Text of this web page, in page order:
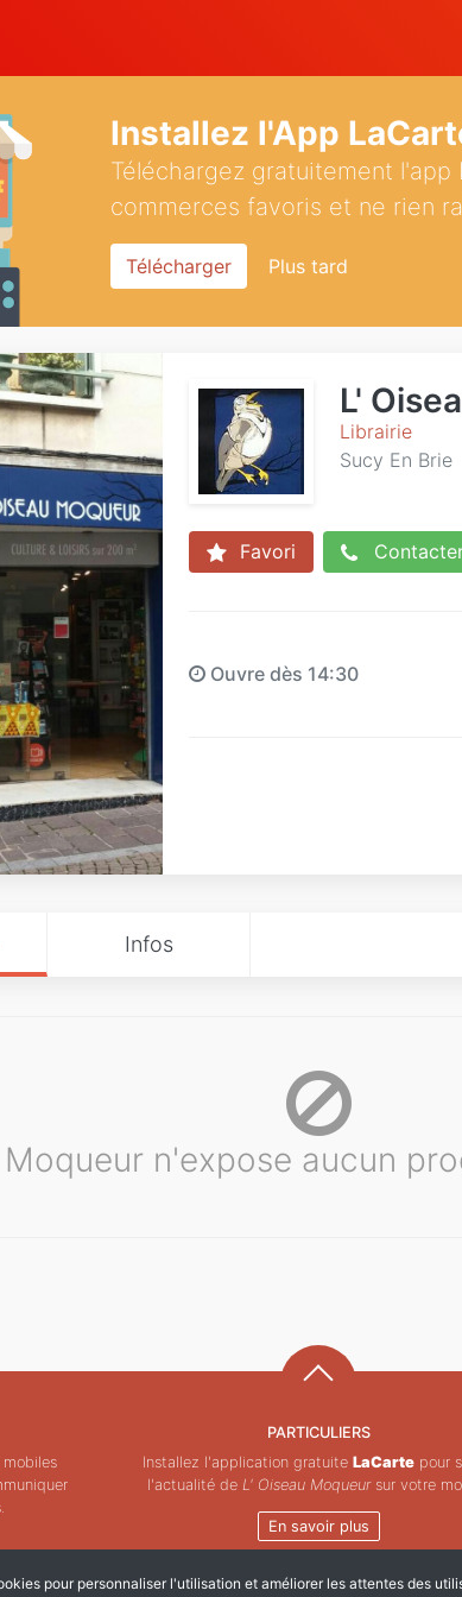
Installez l'App
Téléchargez gratuitement
commerces favoris et ne rien
Télécharger Plus tard
L'
Librairie
Sucy En Brie
Favori
Ouvre dès 14:30
Infos
Moqueur n'expose aucun
PARTICULIERS
Installez l'application gratuite LaCartepour
l'actualité de L' Oiseau Moqueursur votre
En savoir plus
pour personnaliser l'utilisation et améliorer les attentes des